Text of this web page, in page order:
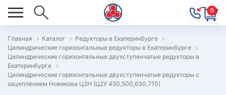
0
Главная Каталог
Редукторы в Екатеринбурге
Цилиндрические горизонтальные редукторы в Екатеринбурге
Цилиндрические горизонтальные двухступенчатые редукторы в
Екатеринбурге
Цилиндрические горизонтальные двухступенчатые редукторы с
зацеплением Новикова Ц2Н (Ц2У 450,500,630,710)